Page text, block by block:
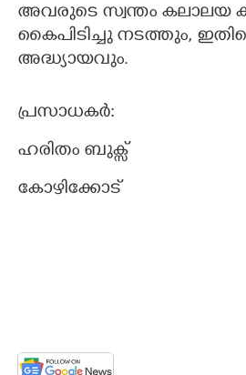
അവരുടെ സ്വന്തം കലാലയ
കൈപിടിച്ചു നടത്തും,​
അദ്ധ്യായവും.
പ്രസാധകർ:
ഹരിതം ബുക്സ്
കോഴിക്കോട്